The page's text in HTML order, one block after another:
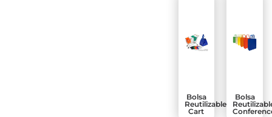
Bolsa
Reutilizable
Cart
Bolsa